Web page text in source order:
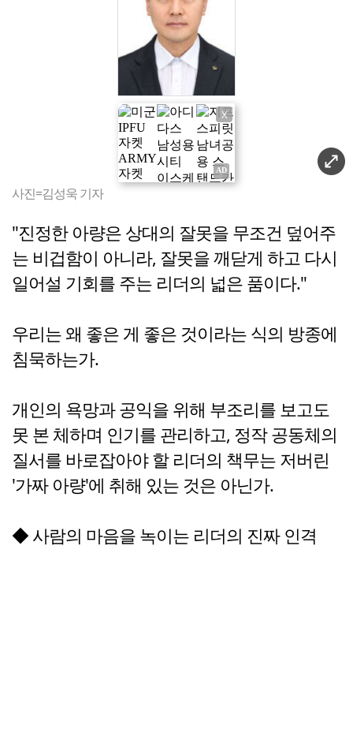
X
사진=김성욱 기자
"진정한 아량은 상대의 잘못을 무조건 덮어주
는 비겁함이 아니라, 잘못을 깨닫게 하고 다시
일어설 기회를 주는 리더의 넓은 품이다."
우리는 왜 좋은 게 좋은 것이라는 식의 방종에
침묵하는가.
개인의 욕망과 공익을 위해 부조리를 보고도
못 본 체하며 인기를 관리하고, 정작 공동체의
질서를 바로잡아야 할 리더의 책무는 저버린
'가짜 아량'에 취해 있는 것은 아닌가.
◆ 사람의 마음을 녹이는 리더의 진짜 인격